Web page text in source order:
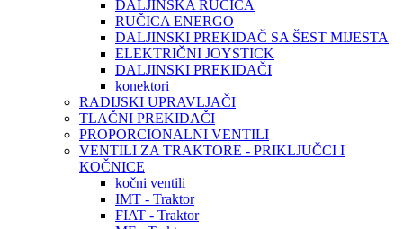
DALJINSKA RUČICA
RUČICA ENERGO
DALJINSKI PREKIDAČ SA ŠEST MIJESTA
ELEKTRIČNI JOYSTICK
DALJINSKI PREKIDAČI
konektori
RADIJSKI UPRAVLJAČI
TLAČNI PREKIDAČI
PROPORCIONALNI VENTILI
VENTILI ZA TRAKTORE - PRIKLJUČCI I
KOČNICE
kočni ventili
IMT - Traktor
FIAT - Traktor